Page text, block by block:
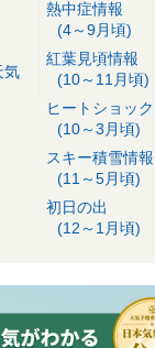
気
熱中症情報
(4～9月頃)
紅葉見頃情報
(10～11月頃)
ヒートショック
(10～3月頃)
スキー積雪情報
(11～5月頃)
初日の出
(12～1月頃)